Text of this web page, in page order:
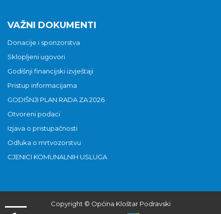
VAŽNI DOKUMENTI
Donacije i sponzorstva
Sklopljeni ugovori
Godišnji financijski izvještaji
Pristup informacijama
GODIŠNJI PLAN RADA ZA 2026
Otvoreni podaci
Izjava o pristupačnosti
Odluka o mrtvozorstvu
CJENICI KOMUNALNIH USLUGA
Copyright © Općina Kloštar Podravski